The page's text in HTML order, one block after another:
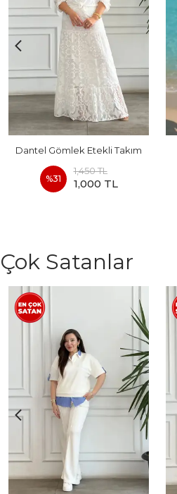
Dantel Gömlek Etekli Takım
%31
1,450 TL
1,000 TL
Çok Satanlar